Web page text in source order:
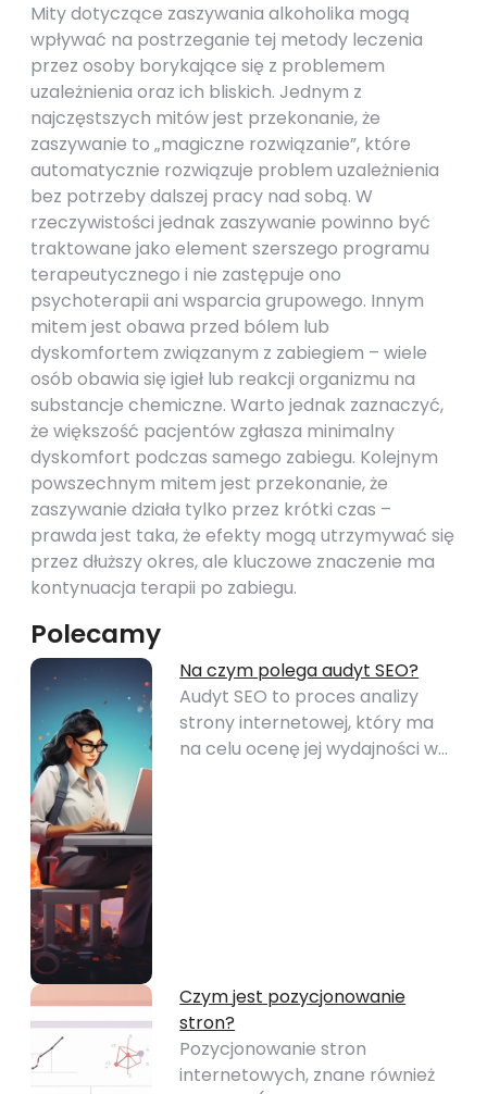
Mity dotyczące zaszywania alkoholika mogą
wpływać na postrzeganie tej metody leczenia
przez osoby borykające się z problemem
uzależnienia oraz ich bliskich. Jednym z
najczęstszych mitów jest przekonanie, że
zaszywanie to „magiczne rozwiązanie”, które
automatycznie rozwiązuje problem uzależnienia
bez potrzeby dalszej pracy nad sobą. W
rzeczywistości jednak zaszywanie powinno być
traktowane jako element szerszego programu
terapeutycznego i nie zastępuje ono
psychoterapii ani wsparcia grupowego. Innym
mitem jest obawa przed bólem lub
dyskomfortem związanym z zabiegiem – wiele
osób obawia się igieł lub reakcji organizmu na
substancje chemiczne. Warto jednak zaznaczyć,
że większość pacjentów zgłasza minimalny
dyskomfort podczas samego zabiegu. Kolejnym
powszechnym mitem jest przekonanie, że
zaszywanie działa tylko przez krótki czas –
prawda jest taka, że efekty mogą utrzymywać się
przez dłuższy okres, ale kluczowe znaczenie ma
kontynuacja terapii po zabiegu.
Polecamy
Na czym polega audyt SEO?
Audyt SEO to proces analizy
strony internetowej, który ma
na celu ocenę jej wydajności w…
Czym jest pozycjonowanie
stron?
Pozycjonowanie stron
internetowych, znane również